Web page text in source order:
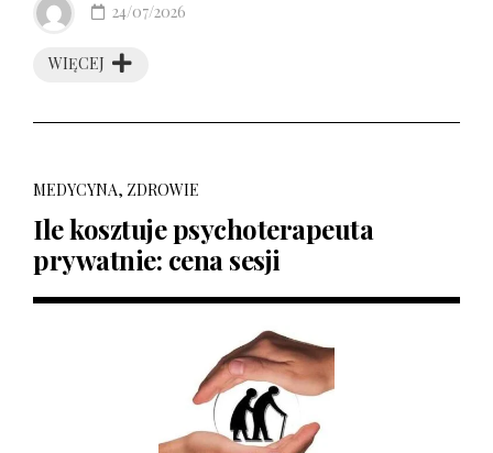
WIĘCEJ
24/07/2026
MEDYCYNA, ZDROWIE
Ile kosztuje psychoterapeuta
prywatnie: cena sesji